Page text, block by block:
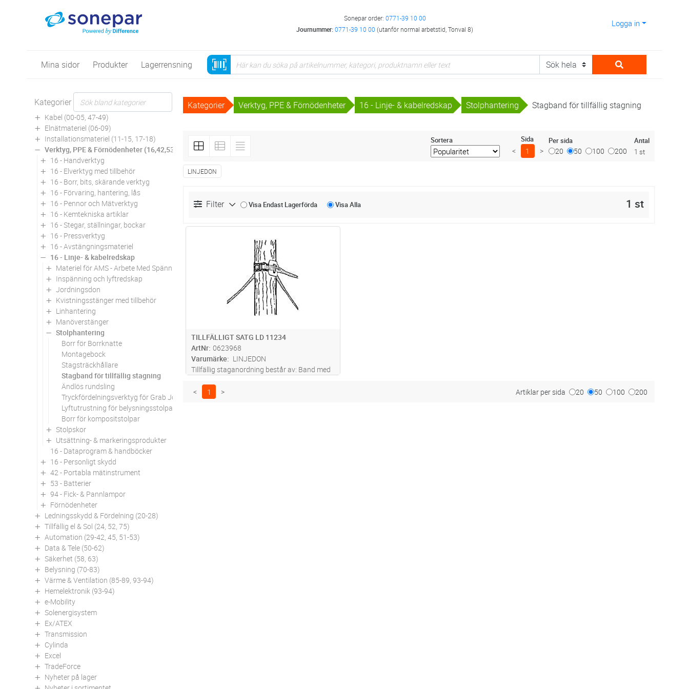
Sonepar order: 0771-39 10 00
Journummer:0771-39 10 00 (utanför normal arbetstid, Tonval 8)
Logga in
Mina sidor Produkter Lagerrensning
Kategorier
Kabel (00-05, 47-49)
Elnätmateriel (06-09)
Installationsmateriel (11-15, 17-18)
Verktyg, PPE & Förnödenheter (16,42,53,94)
16 - Handverktyg
16 - Elverktyg med tillbehör
16 - Borr, bits, skärande verktyg
16 - Förvaring, hantering, lås
16 - Pennor och Mätverktyg
16 - Kemtekniska artiklar
16 - Stegar, ställningar, bockar
16 - Pressverktyg
16 - Avstängningsmateriel
16 - Linje- & kabelredskap
Materiel för AMS - Arbete Med Spänning
Inspänning och lyftredskap
Jordningsdon
Kvistningsstänger med tillbehör
Linhantering
Manöverstänger
Stolphantering
Borr för Borrknatte
Montagebock
Stagsträckhållare
Stagband för tillfällig stagning
Ändlös rundsling
Tryckfördelningsverktyg för Grab John
Lyftutrustning för belysningsstolpar
Borr för kompositstolpar
Stolpskor
Utsättning- & markeringsprodukter
16 - Dataprogram & handböcker
16 - Personligt skydd
42 - Portabla mätinstrument
53 - Batterier
94 - Fick- & Pannlampor
Förnödenheter
Ledningsskydd & Fördelning (20-28)
Tillfällig el & Sol (24, 52, 75)
Automation (29-42, 45, 51-53)
Data & Tele (50-62)
Säkerhet (58, 63)
Belysning (70-83)
Värme & Ventilation (85-89, 93-94)
Hemelektronik (93-94)
e-Mobility
Solenergisystem
Ex/ATEX
Transmission
Cylinda
Excel
TradeForce
Nyheter på lager
Kategorier Verktyg, PPE & Förnödenheter 16 - Linje- & kabelredskap Stolphantering Stagband för tillfällig stagning
Sortera Sida
< 1 >
Per sida
20 50 100 200
Antal
1 st
LINJEDON
Filter Visa Endast Lagerförda VisaAlla 1 st
TILLFÄLLIGT SATG LD 11234
ArtNr 0623968
Varumärke
LINJEDON
Tillfällig staganordning består av: Band med
uppmontering/nedtagning, 3 avhållslinor
med upplindningsvinda, 3 förankringsjärn,
< 1 > Artiklar per sida 20 50 100 200